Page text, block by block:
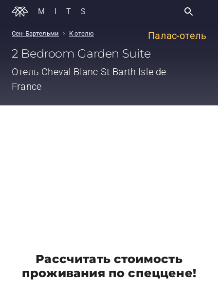
MITS
Палас-отель
Сен-Бартельми › К отелю
2 Bedroom Garden Suite
Отель Cheval Blanc St-Barth Isle de
France
Рассчитать стоимость
проживания по спеццене!